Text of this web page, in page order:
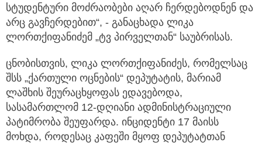
სტუდენტური მოძრაობები აღარ ჩერდებოდნენ და
არც გავჩერდებით“, - განაცხადა ლიკა
ლორთქიფანიძემ „ტვ პირველთან“ საუბრისას.
ცნობისთვის, ლიკა ლორთქიფანიძეს, რომელსაც
შსს „ქართული ოცნების“ დეპუტატის, მარიამ
ლაშხის შეურაცხყოფას ედავებოდა,
სასამართლომ 12-დღიანი ადმინისტრაციული
პატიმრობა შეუფარდა. ინციდენტი 17 მაისს
მოხდა, როდესაც კაფეში მყოფ დეპუტატთან